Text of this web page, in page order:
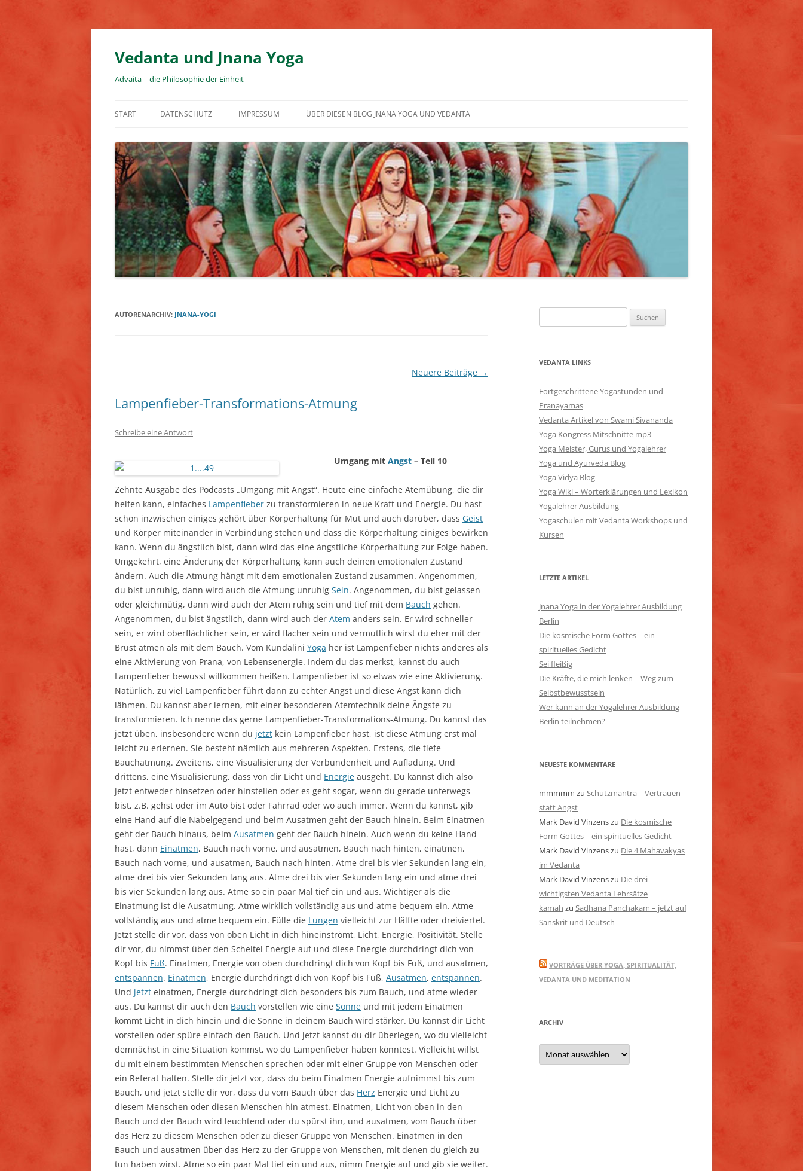
Zum
springen
Vedanta und Jnana Yoga
Advaita – die Philosophie der Einheit
START DATENSCHUTZ IMPRESSUM ÜBER DIESEN BLOG JNANA YOGA UND VEDANTA
AUTORENARCHIV: JNANA-YOGI
Neuere Beiträge →
Lampenfieber-Transformations-Atmung
Schreibe eine Antwort
Umgang mitAngst – Teil 10
Zehnte Ausgabe des Podcasts „Umgang mit Angst“. Heute eine einfache Atemübung, die dir
helfen kann, einfaches Lampenfieber zu transformieren in neue Kraft und Energie. Du hast
schon inzwischen einiges gehört über Körperhaltung für Mut und auch darüber, dass Geist
und Körper miteinander in Verbindung stehen und dass die Körperhaltung einiges bewirken
kann. Wenn du ängstlich bist, dann wird das eine ängstliche Körperhaltung zur Folge haben.
Umgekehrt, eine Änderung der Körperhaltung kann auch deinen emotionalen Zustand
ändern. Auch die Atmung hängt mit dem emotionalen Zustand zusammen. Angenommen,
du bist unruhig, dann wird auch die Atmung unruhig Sein. Angenommen, du bist gelassen
oder gleichmütig, dann wird auch der Atem ruhig sein und tief mit dem Bauch gehen.
Angenommen, du bist ängstlich, dann wird auch der Atem anders sein. Er wird schneller
sein, er wird oberflächlicher sein, er wird flacher sein und vermutlich wirst du eher mit der
Brust atmen als mit dem Bauch. Vom Kundalini Yoga her ist Lampenfieber nichts anderes als
eine Aktivierung von Prana, von Lebensenergie. Indem du das merkst, kannst du auch
Lampenfieber bewusst willkommen heißen. Lampenfieber ist so etwas wie eine Aktivierung.
Natürlich, zu viel Lampenfieber führt dann zu echter Angst und diese Angst kann dich
lähmen. Du kannst aber lernen, mit einer besonderen Atemtechnik deine Ängste zu
transformieren. Ich nenne das gerne Lampenfieber-Transformations-Atmung. Du kannst das
jetzt üben, insbesondere wenn du jetzt kein Lampenfieber hast, ist diese Atmung erst mal
leicht zu erlernen. Sie besteht nämlich aus mehreren Aspekten. Erstens, die tiefe
Bauchatmung. Zweitens, eine Visualisierung der Verbundenheit und Aufladung. Und
drittens, eine Visualisierung, dass von dir Licht und Energie ausgeht. Du kannst dich also
jetzt entweder hinsetzen oder hinstellen oder es geht sogar, wenn du gerade unterwegs
bist, z.B. gehst oder im Auto bist oder Fahrrad oder wo auch immer. Wenn du kannst, gib
eine Hand auf die Nabelgegend und beim Ausatmen geht der Bauch hinein. Beim Einatmen
geht der Bauch hinaus, beim Ausatmen geht der Bauch hinein. Auch wenn du keine Hand
hast, dann Einatmen, Bauch nach vorne, und ausatmen, Bauch nach hinten, einatmen,
Bauch nach vorne, und ausatmen, Bauch nach hinten. Atme drei bis vier Sekunden lang ein,
atme drei bis vier Sekunden lang aus. Atme drei bis vier Sekunden lang ein und atme drei
bis vier Sekunden lang aus. Atme so ein paar Mal tief ein und aus. Wichtiger als die
Einatmung ist die Ausatmung. Atme wirklich vollständig aus und atme bequem ein. Atme
vollständig aus und atme bequem ein. Fülle die Lungen vielleicht zur Hälfte oder dreiviertel.
Jetzt stelle dir vor, dass von oben Licht in dich hineinströmt, Licht, Energie, Positivität. Stelle
dir vor, du nimmst über den Scheitel Energie auf und diese Energie durchdringt dich von
Kopf bis Fuß. Einatmen, Energie von oben durchdringt dich von Kopf bis Fuß, und ausatmen,
entspannen. Einatmen, Energie durchdringt dich von Kopf bis Fuß, Ausatmen, entspannen.
Und jetzt einatmen, Energie durchdringt dich besonders bis zum Bauch, und atme wieder
aus. Du kannst dir auch den Bauch vorstellen wie eine Sonne und mit jedem Einatmen
kommt Licht in dich hinein und die Sonne in deinem Bauch wird stärker. Du kannst dir Licht
vorstellen oder spüre einfach den Bauch. Und jetzt kannst du dir überlegen, wo du vielleicht
demnächst in eine Situation kommst, wo du Lampenfieber haben könntest. Vielleicht willst
du mit einem bestimmten Menschen sprechen oder mit einer Gruppe von Menschen oder
ein Referat halten. Stelle dir jetzt vor, dass du beim Einatmen Energie aufnimmst bis zum
Bauch, und jetzt stelle dir vor, dass du vom Bauch über das Herz Energie und Licht zu
diesem Menschen oder diesen Menschen hin atmest. Einatmen, Licht von oben in den
Bauch und der Bauch wird leuchtend oder du spürst ihn, und ausatmen, vom Bauch über
das Herz zu diesem Menschen oder zu dieser Gruppe von Menschen. Einatmen in den
Bauch und ausatmen über das Herz zu der Gruppe von Menschen, mit denen du gleich zu
tun haben wirst. Atme so ein paar Mal tief ein und aus, nimm Energie auf und gib sie weiter.
nach:
VEDANTA LINKS
Fortgeschrittene Yogastunden und
Pranayamas
Vedanta Artikel von Swami Sivananda
Yoga Kongress Mitschnitte mp3
Yoga Meister, Gurus und Yogalehrer
Yoga und Ayurveda Blog
Yoga Vidya Blog
Yoga Wiki – Worterklärungen und Lexikon
Yogalehrer Ausbildung
Yogaschulen mit Vedanta Workshops und
Kursen
LETZTE ARTIKEL
Jnana Yoga in der Yogalehrer Ausbildung
Berlin
Die kosmische Form Gottes – ein
spirituelles Gedicht
Sei fleißig
Die Kräfte, die mich lenken – Weg zum
Selbstbewusstsein
Wer kann an der Yogalehrer Ausbildung
Berlin teilnehmen?
NEUESTE KOMMENTARE
mmmmm zu Schutzmantra – Vertrauen
statt Angst
Mark David Vinzenszu Die kosmische
Form Gottes – ein spirituelles Gedicht
Mark David Vinzenszu Die 4 Mahavakyas
im Vedanta
Mark David Vinzenszu Die drei
wichtigsten Vedanta Lehrsätze
kamah zu Sadhana Panchakam – jetzt auf
Sanskrit und Deutsch
VORTRÄGE ÜBER YOGA, SPIRITUALITÄT,
VEDANTA UND MEDITATION
ARCHIV
Archiv